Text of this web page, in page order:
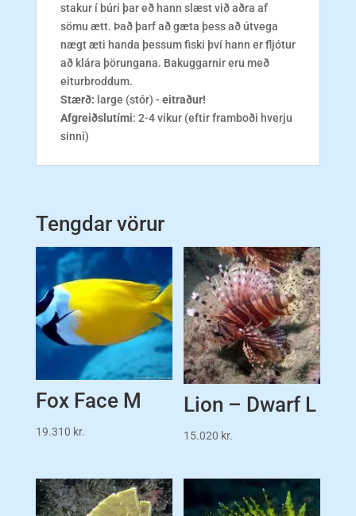
stakur í búri þar eð hann slæst við aðra af
sömu ætt. Það þarf að gæta þess að útvega
nægt æti handa þessum fiski því hann er fljótur
að klára þörungana. Bakuggarnir eru með
eiturbroddum.
Stærð: large (stór) -eitraður!
Afgreiðslutími: 2-4 vikur (eftir framboði hverju
sinni)
Tengdar vörur
Fox Face M
19.310 kr.
Lion – Dwarf L
15.020 kr.